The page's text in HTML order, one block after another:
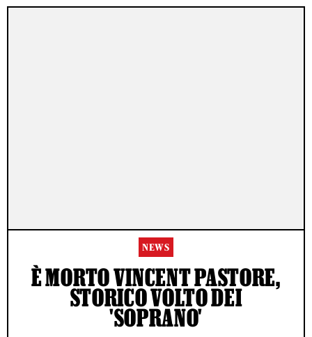
NEWS
È MORTO VINCENT PASTORE,
STORICO VOLTO DEI
'SOPRANO'